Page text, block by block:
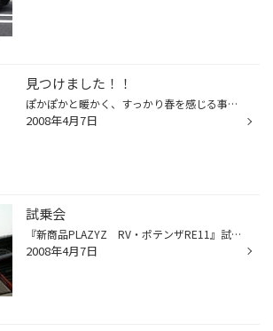
見つけました！！
ぽかぽかと暖かく、すっかり春を感じる事のできる季節になってきましたね 先日、休日に天気も良かったので近くの公園に子供を連れて行ってきました。 何度か行った事のある公園でしたが、ふと辺りを見渡すと・・・・・ えっ ＳＬ！ し、しかも Ｄ５１じゃあ～りませんか！！ 写真でしかみた事がな...
2008年4月7日
試乗会
『新商品PLAZYZ RV・ポテンザRE11』試乗会にいって来ました！ こんにちは！店長の秋吉です。今回は真面目に試乗会の報告をします。 ３月１８日 場所は栃木のブリヂストンプルービンググラウンド 天候は晴れで花粉が沢山吹き荒れていましたが、久しぶりの新商品試乗ということで 少しワクワクしな...
2008年4月7日